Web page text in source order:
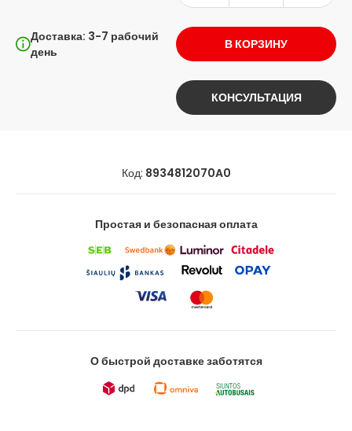
Доставка: 3-7 рабочий
день
В КОРЗИНУ
КОНСУЛЬТАЦИЯ
Код: 8934812070A0
Простая и безопасная оплата
О быстрой доставке заботятся